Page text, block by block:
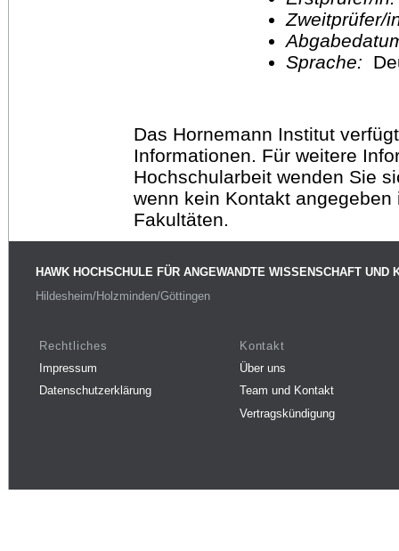
Sprache:
Das Hornemann Institut
Informationen. Für weitere
Hochschularbeit wenden Sie
wenn kein Kontakt
Fakultäten.
HAWK HOCHSCHULE FÜR ANGEWANDTE WISSENSCHAFT UND
Hildesheim/Holzminden/Göttingen
Rechtliches
Impressum
Datenschutzerklärung
Kontakt
Über uns
Team und Kontakt
Vertragskündigung